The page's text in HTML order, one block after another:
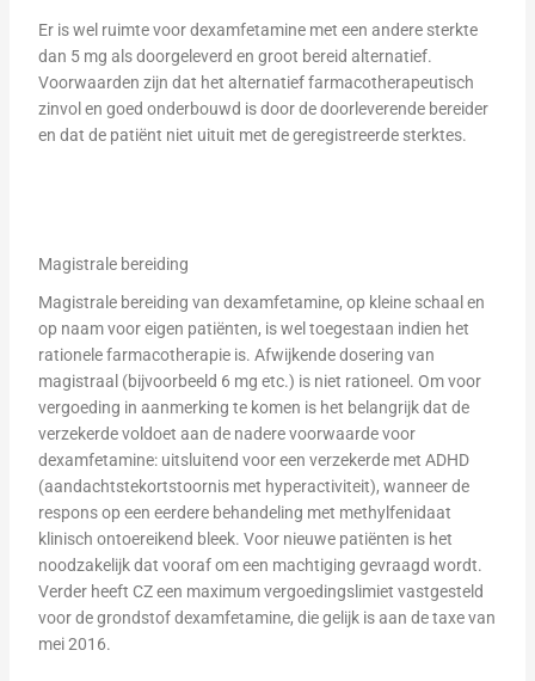
Er is wel ruimte voor dexamfetamine met een andere sterkte
dan 5 mg als doorgeleverd en groot bereid alternatief.
Voorwaarden zijn dat het alternatief farmacotherapeutisch
zinvol en goed onderbouwd is door de doorleverende bereider
en dat de patiënt niet uituit met de geregistreerde sterktes.
Magistrale bereiding
Magistrale bereiding van dexamfetamine, op kleine schaal en
op naam voor eigen patiënten, is wel toegestaan indien het
rationele farmacotherapie is. Afwijkende dosering van
magistraal (bijvoorbeeld 6 mg etc.) is niet rationeel. Om voor
vergoeding in aanmerking te komen is het belangrijk dat de
verzekerde voldoet aan de nadere voorwaarde voor
dexamfetamine: uitsluitend voor een verzekerde met ADHD
(aandachtstekortstoornis met hyperactiviteit), wanneer de
respons op een eerdere behandeling met methylfenidaat
klinisch ontoereikend bleek. Voor nieuwe patiënten is het
noodzakelijk dat vooraf om een machtiging gevraagd wordt.
Verder heeft CZ een maximum vergoedingslimiet vastgesteld
voor de grondstof dexamfetamine, die gelijk is aan de taxe van
mei 2016.